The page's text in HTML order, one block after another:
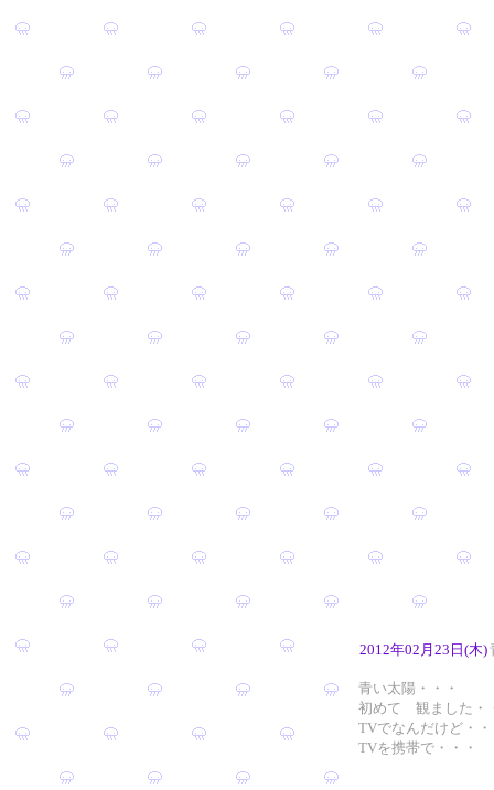
2012年02月23日(木)
青い太陽・・・
初めて 観ました・
TVでなんだけど・
TVを携帯で・・・